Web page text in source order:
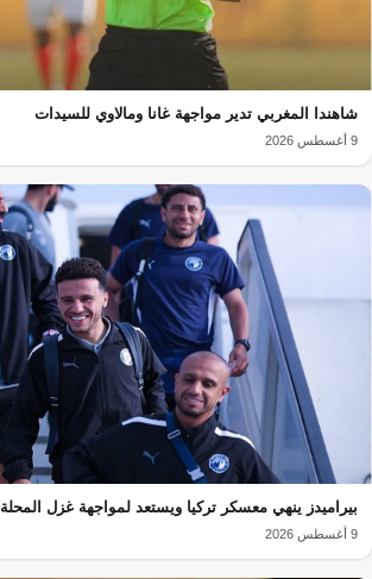
شاهندا المغربي تدير مواجهة غانا ومالاوي للسيدات
9 أغسطس 2026
بيراميدز ينهي معسكر تركيا ويستعد لمواجهة غزل المحلة
9 أغسطس 2026